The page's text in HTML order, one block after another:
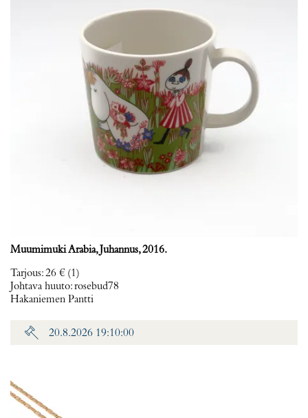
Muumimuki Arabia, Juhannus, 2016.
Tarjous:26 € (1)
Johtava huuto:rosebud78
Hakaniemen Pantti
20.8.2026 19:10:00